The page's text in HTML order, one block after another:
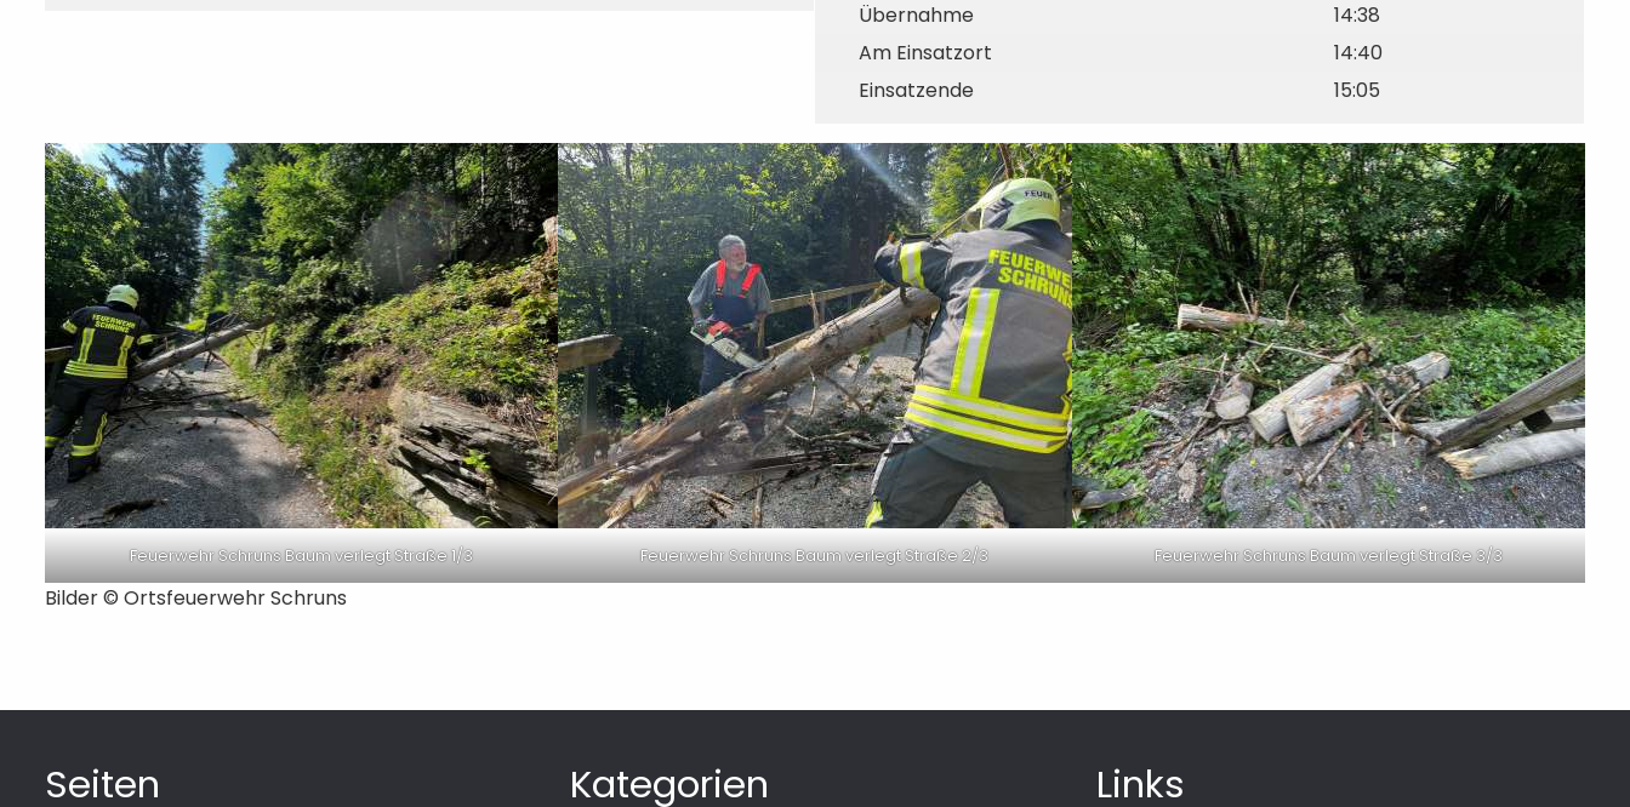
Übernahme
14:38
Am Einsatzort
14:40
Einsatzende
15:05
Feuerwehr Schruns Baum verlegt Straße 1/3 Feuerwehr Schruns Baum verlegt Straße 2/3 Feuerwehr Schruns Baum verlegt Straße 3/3
Bilder © Ortsfeuerwehr Schruns
Seiten Kategorien Links